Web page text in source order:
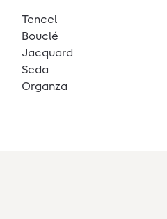
Tencel
Bouclé
Jacquard
Seda
Organza